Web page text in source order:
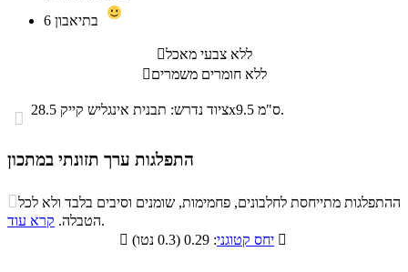
6
ללא צבעי מאכל
ללא חומרים משמרים
 ציוד נדרש: תבנית אינגליש קייק 28.5x9.5 ס"מ.
התפלגות ערך תזונתי במתכון
התפלגות ערך תזונתי במתכון
סיבים
תזונתיים
שומנים חלבונים
68.6%
ההתפלגות מתייחסת לחלבונים, פחמימות, שומנים וסיבים בלבד ולא לכל
הטבלה. קרא עוד
.

יחס קטוגני 